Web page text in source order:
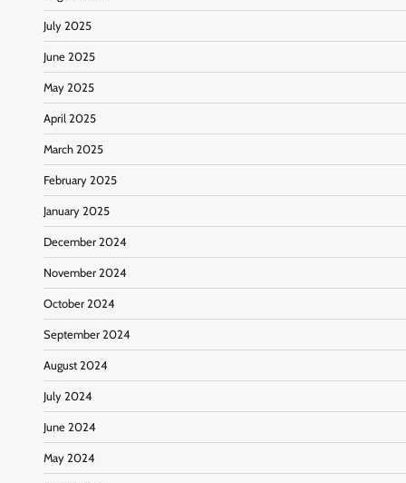
July 2025
June 2025
May 2025
April 2025
March 2025
February 2025
January 2025
December 2024
November 2024
October 2024
September 2024
August 2024
July 2024
June 2024
May 2024